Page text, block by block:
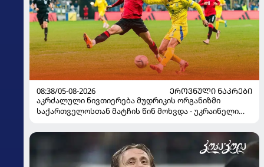
08:38/05-08-2026
ᲔᲠᲝᲕᲜᲣᲚᲘ ᲜᲐᲙᲠᲔᲑᲘ
აკრძალული ნივთიერება მუდრიკის ორგანიზმი
საქართველოსთან მატჩის წინ მოხვდა - უკრაინელი
ინფორმაციას ავრცელებს